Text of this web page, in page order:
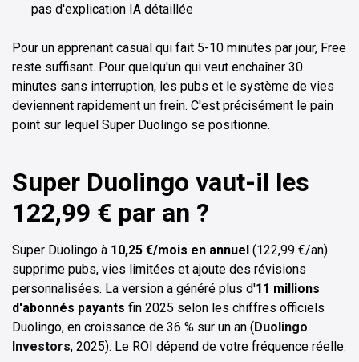
pas d'explication IA détaillée
Pour un apprenant casual qui fait 5-10 minutes par jour, Free
reste suffisant. Pour quelqu'un qui veut enchaîner 30
minutes sans interruption, les pubs et le système de vies
deviennent rapidement un frein. C'est précisément le pain
point sur lequel Super Duolingo se positionne.
Super Duolingo vaut-il les
122,99 € par an ?
Super Duolingo à 10,25 €/mois en annuel (122,99 €/an)
supprime pubs, vies limitées et ajoute des révisions
personnalisées. La version a généré plus d'11 millions
d'abonnés payants fin 2025 selon les chiffres officiels
Duolingo, en croissance de 36 % sur un an (Duolingo
Investors, 2025). Le ROI dépend de votre fréquence réelle.